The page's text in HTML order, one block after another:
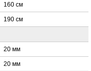
160 см
190 см
20 мм
20 мм